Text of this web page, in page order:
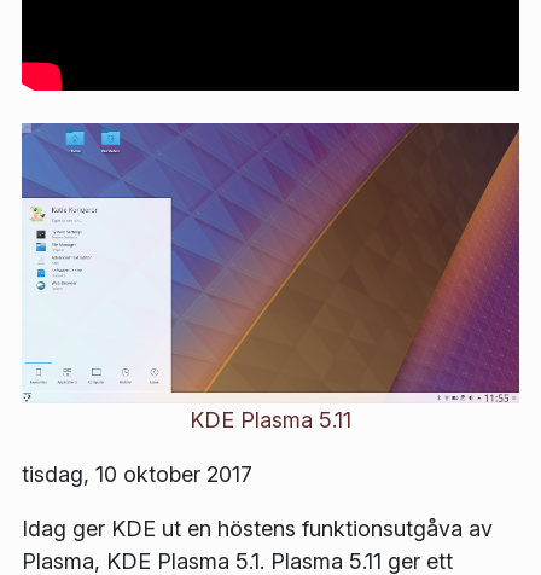
KDE Plasma 5.11
tisdag, 10 oktober 2017
Idag ger KDE ut en höstens funktionsutgåva av
Plasma, KDE Plasma 5.1. Plasma 5.11 ger ett